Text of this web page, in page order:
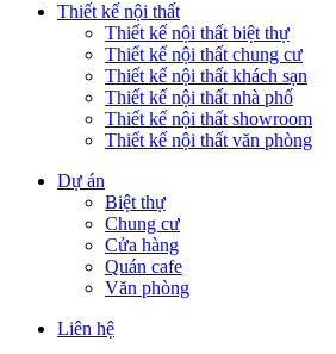
Thiết kế nội thất
Thiết kế nội thất biệt thự
Thiết kế nội thất chung cư
Thiết kế nội thất khách sạn
Thiết kế nội thất nhà phố
Thiết kế nội thất showroom
Thiết kế nội thất văn phòng
Dự án
Biệt thự
Chung cư
Cửa hàng
Quán cafe
Văn phòng
Liên hệ